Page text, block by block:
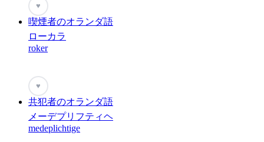
♥
喫煙者のオランダ語
ローカラ
roker
♥
共犯者のオランダ語
メーデプリフティヘ
medeplichtige